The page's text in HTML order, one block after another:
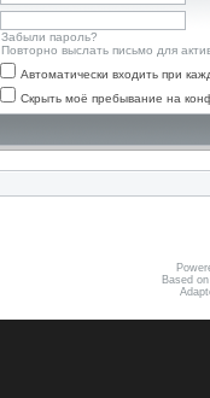
Забыли пароль?
Повторно выслать письмо для
Автоматически входить при
Скрыть моё пребывание на
Based